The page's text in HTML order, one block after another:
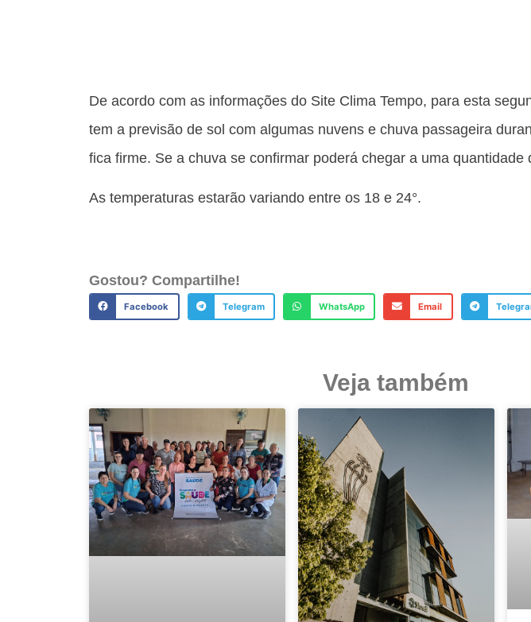
De acordo com as informações do Site Clima Tempo, para esta
tem a previsão de sol com algumas nuvens e chuva passageira
fica firme. Se a chuva se confirmar poderá chegar a uma quantidade
As temperaturas estarão variando entre os 18 e 24°.
Gostou? Compartilhe!
Facebook Telegram WhatsApp Email
Veja também